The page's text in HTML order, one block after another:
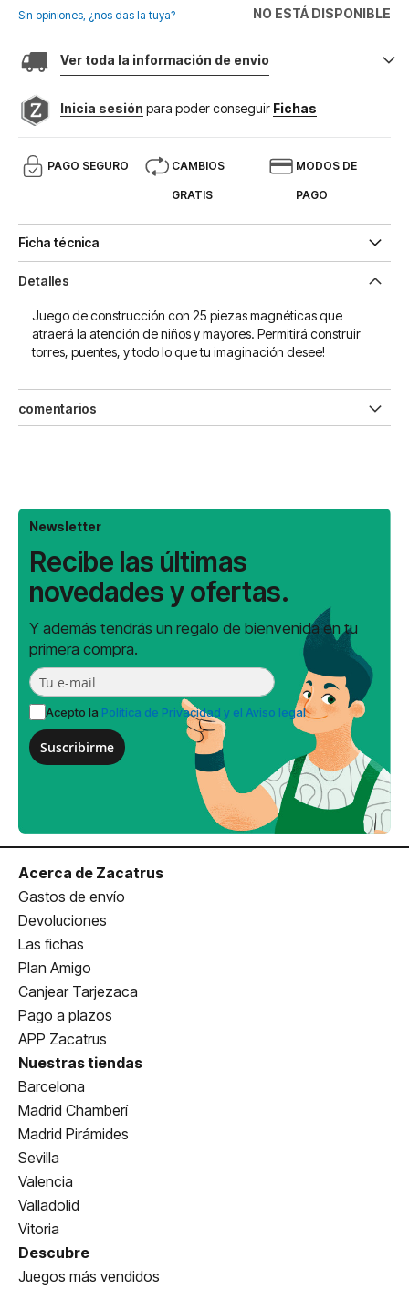
de
de
imágenes
NO ESTÁ DISPONIBLE
Sin opiniones, ¿nos das la tuya?
Ver toda la información de envio
Inicia sesión para poder conseguir Fichas
PAGO SEGURO CAMBIOS
GRATIS
MODOS DE
PAGO
Ficha técnica
Detalles
Juego de construcción con 25 piezas magnéticas que
atraerá la atención de niños y mayores. Permitirá construir
torres, puentes, y todo lo que tu imaginación desee!
comentarios
Newsletter
Recibe las últimas
novedades y ofertas.
Y además tendrás un regalo de bienvenida en tu
primera compra.
Acepto la Política de Privacidad y el Aviso legal
Suscribirme
Acerca de Zacatrus
Gastos de envío
Devoluciones
Las fichas
Plan Amigo
Canjear Tarjezaca
Pago a plazos
APP Zacatrus
Nuestras tiendas
Barcelona
Madrid Chamberí
Madrid Pirámides
Sevilla
Valencia
Valladolid
Vitoria
Descubre
Juegos más vendidos